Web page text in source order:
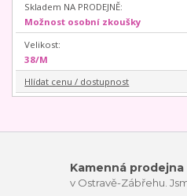
Skladem NA PRODEJNĚ:
Možnost osobní zkoušky
Velikost:
38/M
Hlídat cenu / dostupnost
Kamenná prodejna
v Ostravě-Zábřehu.